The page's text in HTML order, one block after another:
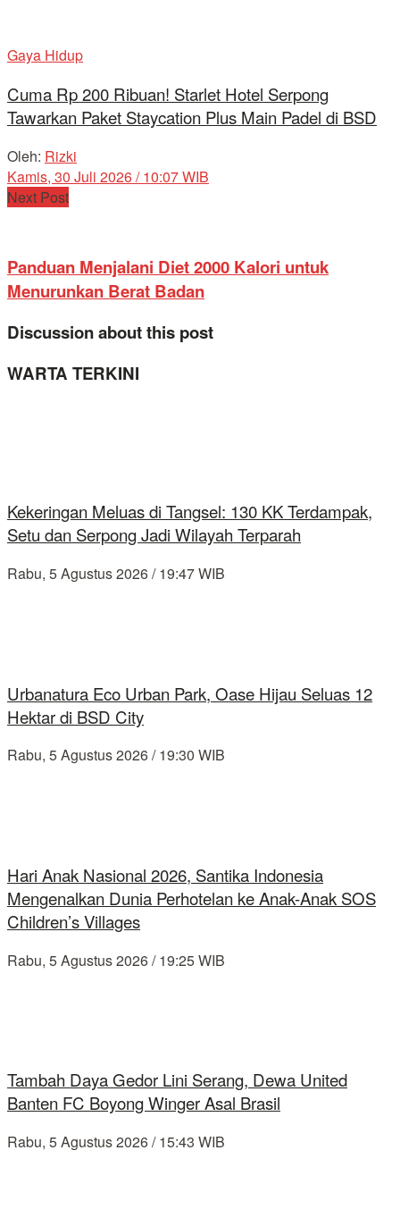
Gaya Hidup
Cuma Rp 200 Ribuan! Starlet Hotel Serpong
Tawarkan Paket Staycation Plus Main Padel di BSD
Oleh: Rizki
Kamis, 30 Juli 2026 / 10:07 WIB
Next Post
Panduan Menjalani Diet 2000 Kalori untuk
Menurunkan Berat Badan
Discussion about this post
WARTA TERKINI
Kekeringan Meluas di Tangsel: 130 KK Terdampak,
Setu dan Serpong Jadi Wilayah Terparah
Rabu, 5 Agustus 2026 / 19:47 WIB
Urbanatura Eco Urban Park, Oase Hijau Seluas 12
Hektar di BSD City
Rabu, 5 Agustus 2026 / 19:30 WIB
Hari Anak Nasional 2026, Santika Indonesia
Mengenalkan Dunia Perhotelan ke Anak-Anak SOS
Children’s Villages
Rabu, 5 Agustus 2026 / 19:25 WIB
Tambah Daya Gedor Lini Serang, Dewa United
Banten FC Boyong Winger Asal Brasil
Rabu, 5 Agustus 2026 / 15:43 WIB